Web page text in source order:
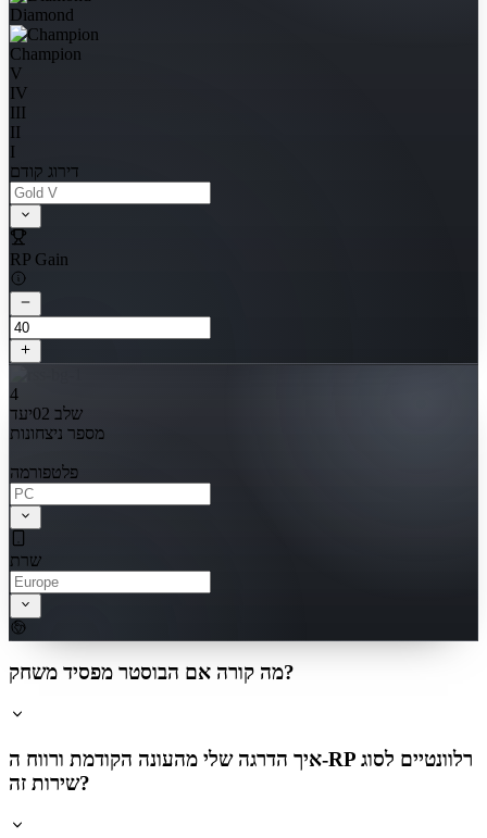
Diamond
Champion
V
IV
III
II
I
דירוג קודם
RP Gain
4
שלב 02
יעד
מספר ניצחונות
פלטפורמה
שרת
מה קורה אם הבוסטר מפסיד משחק?
איך הדרגה שלי מהעונה הקודמת ורווח ה-RP רלוונטיים לסוג
שירות זה?